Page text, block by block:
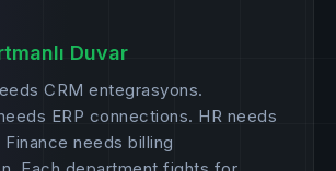
Duvar
CRM entegrasyons.
ERP connections. HR needs
Finance needs billing